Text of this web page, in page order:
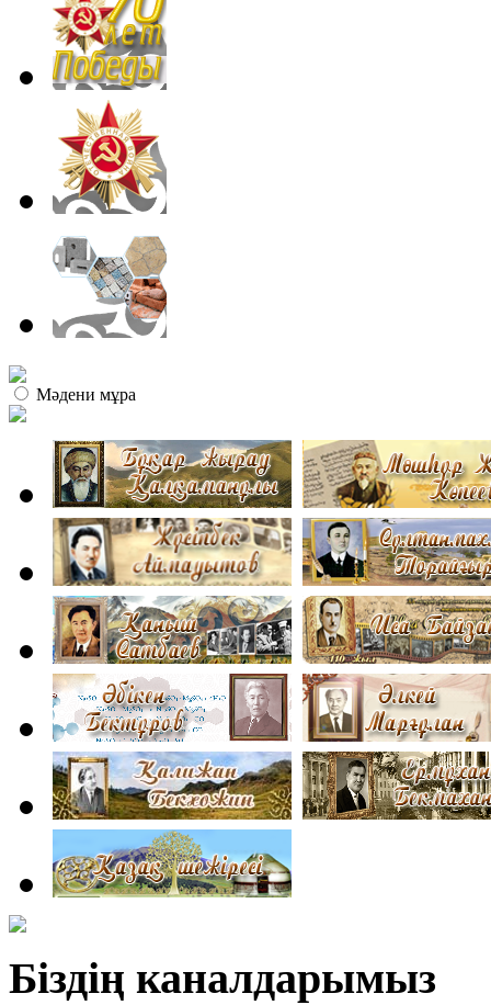
Мәдени мұра
Біздің каналдарымыз